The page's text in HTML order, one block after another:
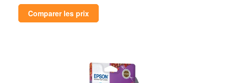
Comparer les prix